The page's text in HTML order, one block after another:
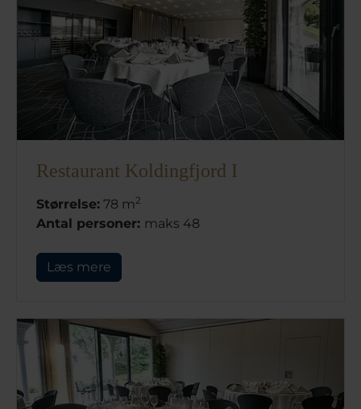
Restaurant Koldingfjord I
Størrelse: 78 m2
Antal personer: maks 48
Læs mere